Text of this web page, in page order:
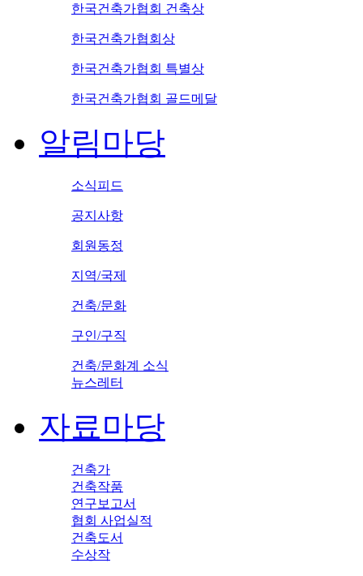
한국건축가협회 건축상
한국건축가협회상
한국건축가협회 특별상
한국건축가협회 골드메달
알림마당
소식피드
공지사항
회원동정
지역/국제
건축/문화
구인/구직
건축/문화계 소식
뉴스레터
자료마당
건축가
건축작품
연구보고서
협회 사업실적
건축도서
수상작